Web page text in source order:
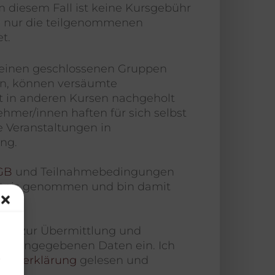
diesem Fall ist keine Kursgebühr
nur die teilgenommenen
geschlossenen Gruppen
können versäumte
in anderen Kursen nachgeholt
innen haften für sich selbst
Veranstaltungen in
und Teilnahmebedingungen
genommen und bin damit
zur Übermittlung und
angegebenen Daten ein. Ich
gelesen und